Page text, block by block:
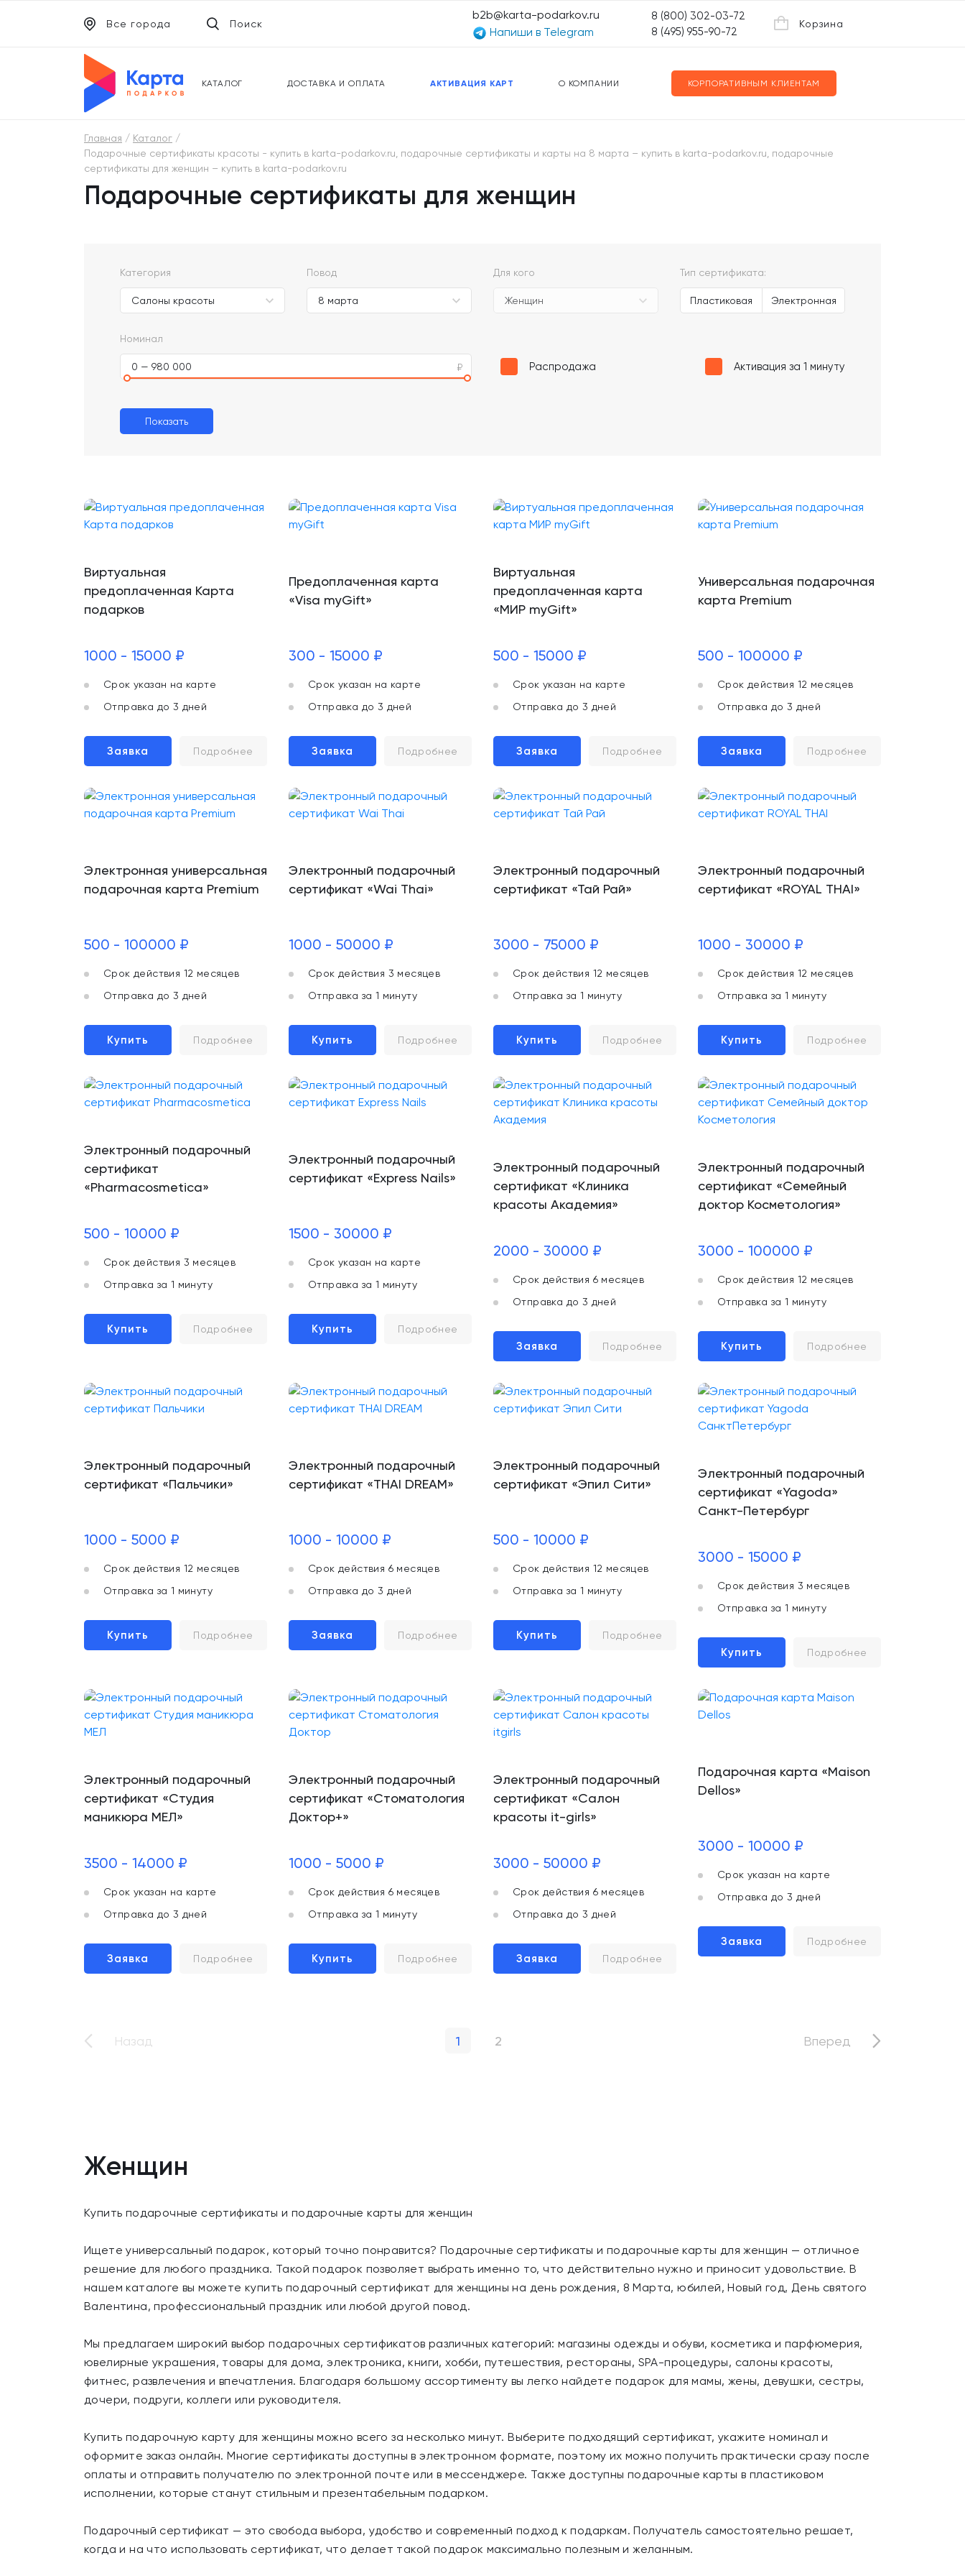
КАТАЛОГ ДОСТАВКА И ОПЛАТА АКТИВАЦИЯ КАРТ О КОМПАНИИ КОРПОРАТИВНЫМ КЛИЕНТАМ
Все города Поиск
b2b@karta-podarkov.ru
Напиши в Telegram
8 (800) 302-03-72
8 (495) 955-90-72
Корзина
ПОДАРОЧНЫЕ КАРТЫ
ПРЕДОПЛАЧЕННЫЕ КАРТЫ
Главная
Каталог
Подарочные сертификаты красоты - купить в karta-podarkov.ru, подарочные сертификаты и карты на 8 марта – купить в karta-podarkov.ru, подарочные
сертификаты для женщин – купить в karta-podarkov.ru
Подарочные сертификаты для женщин
Категория Повод Для кого Тип сертификата:
Пластиковая Электронная
Номинал
0 — 980 000 Распродажа Активация за 1 минуту
Показать
Виртуальная
предоплаченная Карта
подарков
1000 - 15000 ₽
Срок указан на карте
Отправка до 3 дней
Заявка Подробнее
Предоплаченная карта
«Visa myGift»
300 - 15000 ₽
Срок указан на карте
Отправка до 3 дней
Заявка Подробнее
Виртуальная
предоплаченная карта
«МИР myGift»
500 - 15000 ₽
Срок указан на карте
Отправка до 3 дней
Заявка Подробнее
Универсальная подарочная
карта Premium
500 - 100000 ₽
Срок действия 12 месяцев
Отправка до 3 дней
Заявка Подробнее
Электронная универсальная
подарочная карта Premium
500 - 100000 ₽
Срок действия 12 месяцев
Отправка до 3 дней
Купить Подробнее
Электронный подарочный
сертификат «Wai Thai»
1000 - 50000 ₽
Срок действия 3 месяцев
Отправка за 1 минуту
Купить Подробнее
Электронный подарочный
сертификат «Тай Рай»
3000 - 75000 ₽
Срок действия 12 месяцев
Отправка за 1 минуту
Купить Подробнее
Электронный подарочный
сертификат «ROYAL THAI»
1000 - 30000 ₽
Срок действия 12 месяцев
Отправка за 1 минуту
Купить Подробнее
Электронный подарочный
сертификат
«Pharmacosmetica»
500 - 10000 ₽
Срок действия 3 месяцев
Отправка за 1 минуту
Купить Подробнее
Электронный подарочный
сертификат «Express Nails»
1500 - 30000 ₽
Срок указан на карте
Отправка за 1 минуту
Купить Подробнее
Электронный подарочный
сертификат «Клиника
красоты Академия»
2000 - 30000 ₽
Срок действия 6 месяцев
Отправка до 3 дней
Заявка Подробнее
Электронный подарочный
сертификат «Семейный
доктор Косметология»
3000 - 100000 ₽
Срок действия 12 месяцев
Отправка за 1 минуту
Купить Подробнее
Электронный подарочный
сертификат «Пальчики»
1000 - 5000 ₽
Срок действия 12 месяцев
Отправка за 1 минуту
Купить Подробнее
Электронный подарочный
сертификат «THAI DREAM»
1000 - 10000 ₽
Срок действия 6 месяцев
Отправка до 3 дней
Заявка Подробнее
Электронный подарочный
сертификат «Эпил Сити»
500 - 10000 ₽
Срок действия 12 месяцев
Отправка за 1 минуту
Купить Подробнее
Электронный подарочный
сертификат «Yagoda»
Санкт-Петербург
3000 - 15000 ₽
Срок действия 3 месяцев
Отправка за 1 минуту
Купить Подробнее
Электронный подарочный
сертификат «Студия
маникюра МЕЛ»
3500 - 14000 ₽
Срок указан на карте
Отправка до 3 дней
Заявка Подробнее
Электронный подарочный
сертификат «Стоматология
Доктор+»
1000 - 5000 ₽
Срок действия 6 месяцев
Отправка за 1 минуту
Купить Подробнее
Электронный подарочный
сертификат «Салон
красоты it-girls»
3000 - 50000 ₽
Срок действия 6 месяцев
Отправка до 3 дней
Заявка Подробнее
Подарочная карта «Maison
Dellos»
3000 - 10000 ₽
Срок указан на карте
Отправка до 3 дней
Заявка Подробнее
Назад 1 2 Вперед
Женщин
Купить подарочные сертификаты и подарочные карты для женщин
Ищете универсальный подарок, который точно понравится? Подарочные сертификаты и подарочные карты для женщин — отличное
решение для любого праздника. Такой подарок позволяет выбрать именно то, что действительно нужно и приносит удовольствие. В
нашем каталоге вы можете купить подарочный сертификат для женщины на день рождения, 8 Марта, юбилей, Новый год, День святого
Валентина, профессиональный праздник или любой другой повод.
Мы предлагаем широкий выбор подарочных сертификатов различных категорий: магазины одежды и обуви, косметика и парфюмерия,
ювелирные украшения, товары для дома, электроника, книги, хобби, путешествия, рестораны, SPA-процедуры, салоны красоты,
фитнес, развлечения и впечатления. Благодаря большому ассортименту вы легко найдете подарок для мамы, жены, девушки, сестры,
дочери, подруги, коллеги или руководителя.
Купить подарочную карту для женщины можно всего за несколько минут. Выберите подходящий сертификат, укажите номинал и
оформите заказ онлайн. Многие сертификаты доступны в электронном формате, поэтому их можно получить практически сразу после
оплаты и отправить получателю по электронной почте или в мессенджере. Также доступны подарочные карты в пластиковом
исполнении, которые станут стильным и презентабельным подарком.
Подарочный сертификат — это свобода выбора, удобство и современный подход к подаркам. Получатель самостоятельно решает,
когда и на что использовать сертификат, что делает такой подарок максимально полезным и желанным.